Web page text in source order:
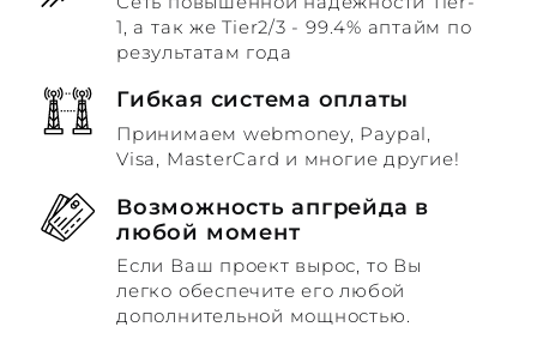
1, а так же Tier2/3 - 99.4% аптайм по
результатам года
Гибкая система оплаты
Принимаем webmoney, Paypal,
Visa, MasterCard и многие другие!
Возможность апгрейда в
любой момент
Если Ваш проект вырос, то Вы
легко обеспечите его любой
дополнительной мощностью.